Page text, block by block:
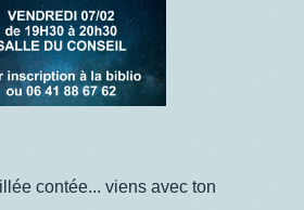
contée... viens avec ton